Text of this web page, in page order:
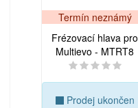
Termín neznámý
Frézovací hlava pro
Multievo - MTRT8
Prodej ukončen